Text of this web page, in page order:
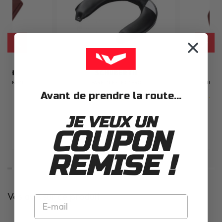
WOMEN
avis
50.00€
PAIRE
Vos avis sur ce produit
Avant de prendre la route...
JE VEUX UN
COUPON
REMISE !